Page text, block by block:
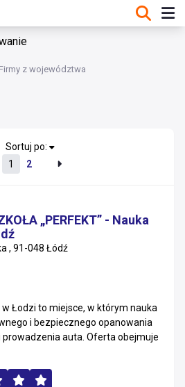
Firmy z województwa
Sortuj po:
1
2
„PERFEKT” - Nauka
, 91-048 Łódź
w Łodzi to miejsce, w którym nauka
i bezpiecznego opanowania
auta. Oferta obejmuje